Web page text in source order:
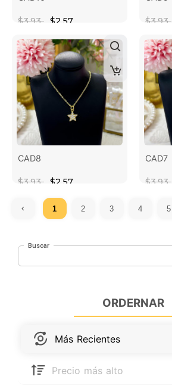
Buscar
ORDERNAR
Más Recientes
Precio más alto
$3.93 $2.57 $3.93
CAD8
$3.93 $2.57
CAD7
$3.93
1 2 3 4 5